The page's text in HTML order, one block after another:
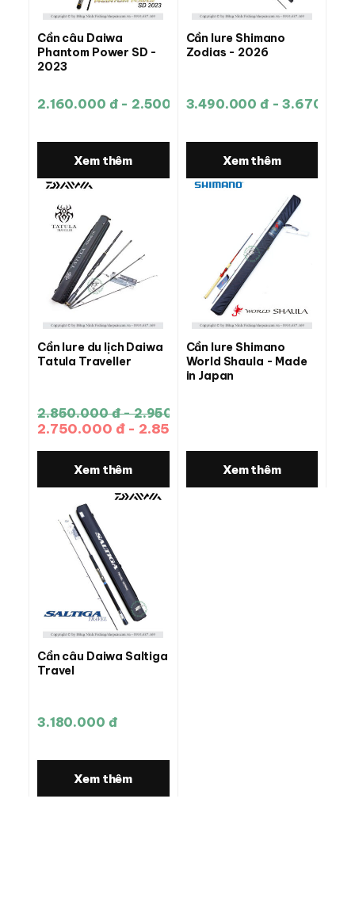
Cần câu Daiwa
Phantom Power SD -
2023
2.160.000 đ - 2.500.000 đ
Xem thêm
Cần lure Shimano
Zodias - 2026
3.490.000 đ -
Xem thêm
Cần lure du lịch Daiwa
Tatula Traveller
2.850.000 đ - 2.950.000 đ
2.750.000 đ - 2.850.000 đ
Xem thêm
Cần lure Shimano
World Shaula - Made
in Japan
Xem thêm
Cần câu Daiwa Saltiga
Travel
3.180.000 đ
Xem thêm